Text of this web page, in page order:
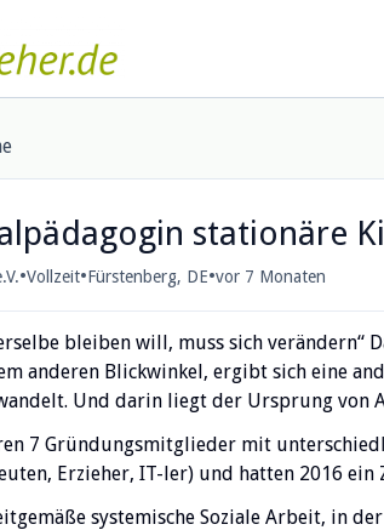
stationäre
•Vollzeit•Fürstenberg, DE•vor 7 Monaten
bleiben will, muss sich verändern“
anderen Blickwinkel, ergibt sich eine
Und darin liegt der Ursprung von
7 Gründungsmitglieder mit
Erzieher, IT-ler) und hatten 2016 ein
systemische Soziale Arbeit, in